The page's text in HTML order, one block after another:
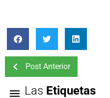
Post Anterior
Las Etiquetas